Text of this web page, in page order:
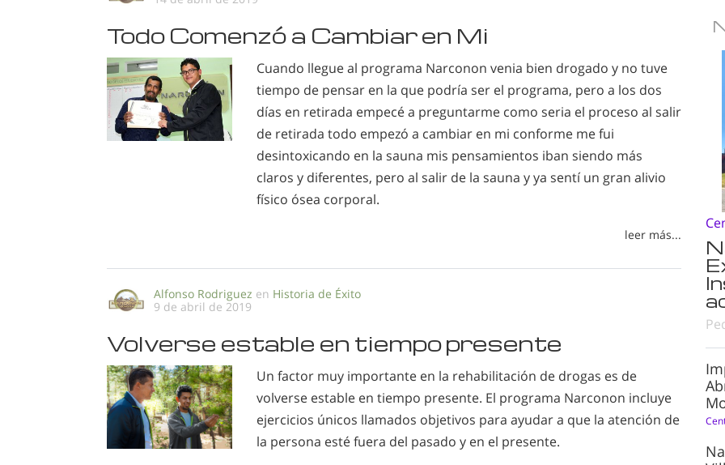
Todo Comenzó a Cambiar en Mi
Cuando llegue al programa Narconon venia bien drogado y no tuve
tiempo de pensar en la que podría ser el programa, pero a los dos
días en retirada empecé a preguntarme como seria el proceso al salir
de retirada todo empezó a cambiar en mi conforme me fui
desintoxicando en la sauna mis pensamientos iban siendo más
claros y diferentes, pero al salir de la sauna y ya sentí un gran alivio
físico ósea corporal.
leer más...
Alfonso Rodriguez en Historia de Éxito
9 de abril de 2019
Volverse estable en tiempo presente
Un factor muy importante en la rehabilitación de drogas es de
volverse estable en tiempo presente. El programa Narconon incluye
ejercicios únicos llamados objetivos para ayudar a que la atención de
la persona esté fuera del pasado y en el presente.